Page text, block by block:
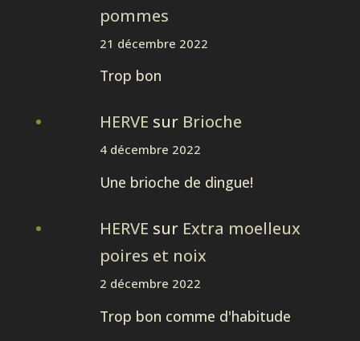
pommes
21 décembre 2022
Trop bon
HERVE sur Brioche
4 décembre 2022
Une brioche de dingue!
HERVE sur Extra moelleux
poires et noix
2 décembre 2022
Trop bon comme d'habitude